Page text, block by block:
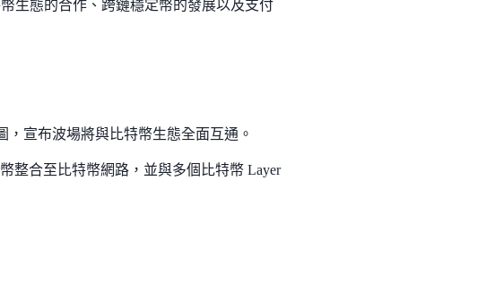
生態的合作、跨鏈穩定幣的發展以及支付
，宣布波場將與比特幣生態全面互通。
整合至比特幣網路，並與多個比特幣 Layer